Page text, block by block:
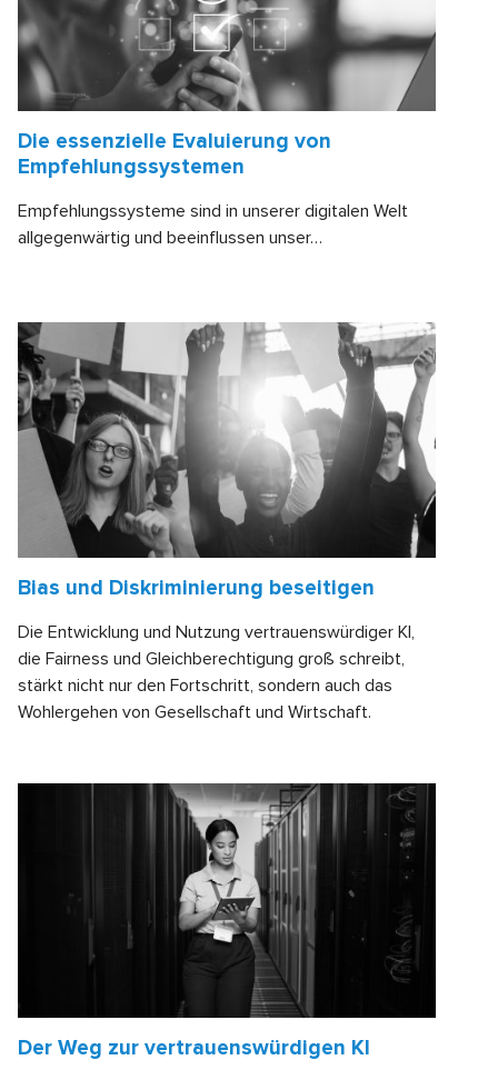
Die essenzielle Evaluierung von
Empfehlungssystemen
Empfehlungssysteme sind in unserer digitalen Welt
allgegenwärtig und beeinflussen unser…
Bias und Diskriminierung beseitigen
Die Entwicklung und Nutzung vertrauenswürdiger KI,
die Fairness und Gleichberechtigung groß schreibt,
stärkt nicht nur den Fortschritt, sondern auch das
Wohlergehen von Gesellschaft und Wirtschaft.
Der Weg zur vertrauenswürdigen KI